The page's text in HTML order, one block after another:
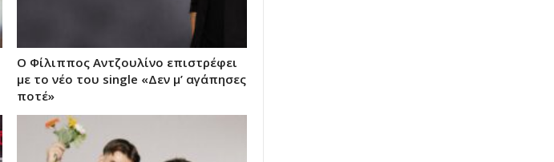
Ο Φίλιππος Αντζουλίνο επιστρέφει
με το νέο του single «Δεν μ’ αγάπησες
ποτέ»